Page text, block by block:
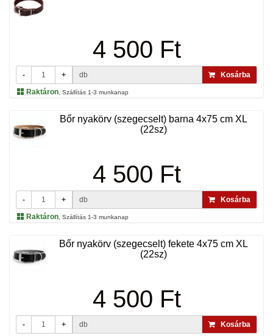
4 500 Ft
- + db
Kosárba
Raktáron , Szállítás 1-3 munkanap
Bőr nyakörv (szegecselt) barna 4x75 cm XL
(22sz)
4 500 Ft
- + db
Kosárba
Raktáron , Szállítás 1-3 munkanap
Bőr nyakörv (szegecselt) fekete 4x75 cm XL
(22sz)
4 500 Ft
- + db
Kosárba